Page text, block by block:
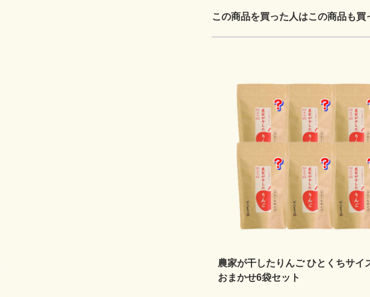
この商品を買った人はこの商品も買
農家が干したりんご ひとくちサイ
おまかせ6袋セット